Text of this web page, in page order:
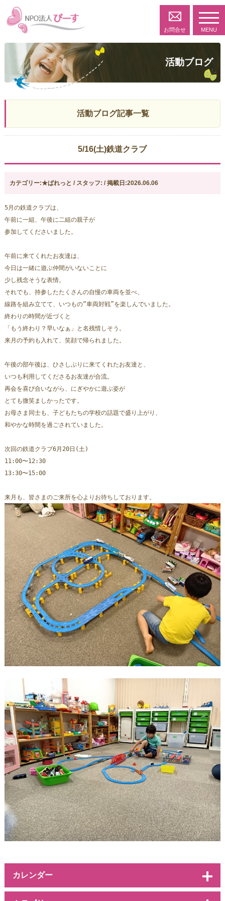
お問合せ MENU
活動ブログ
活動ブログ記事一覧
5/16(土)鉄道クラブ
カテゴリー:★ぱれっと / スタッフ: / 掲載日:2026.06.06
5月の鉄道クラブは、
午前に一組、午後に二組の親子が
参加してくださいました。
午前に来てくれたお友達は、
今日は一緒に遊ぶ仲間がいないことに
少し残念そうな表情。
それでも、持参したたくさんの自慢の車両を並べ、
線路を組み立てて、いつもの“車両対戦”を楽しんでいました。
終わりの時間が近づくと
「もう終わり？早いなぁ」と名残惜しそう。
来月の予約も入れて、笑顔で帰られました。
午後の部午後は、ひさしぶりに来てくれたお友達と、
いつも利用してくださるお友達が合流。
再会を喜び合いながら、にぎやかに遊ぶ姿が
とても微笑ましかったです。
お母さま同士も、子どもたちの学校の話題で盛り上がり、
和やかな時間を過ごされていました。
次回の鉄道クラブ6月20日(土)
11:00〜12:30
13:30〜15:00
来月も、皆さまのご来所を心よりお待ちしております。
カレンダー